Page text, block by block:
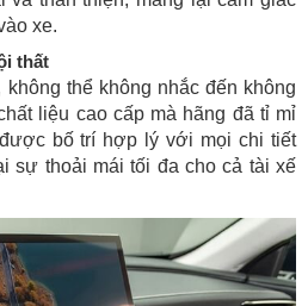
xe.
thất
không thể không nhắc đến không
liệu cao cấp mà hãng đã tỉ mỉ
bố trí hợp lý với mọi chi tiết
sự thoải mái tối đa cho cả tài xế